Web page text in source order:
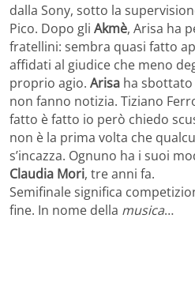
dalla Sony, sotto la
Pico. Dopo gli Akmè, Arisa ha
fratellini: sembra quasi fatto
affidati al giudice che meno
proprio agio. Arisa ha sbottato
non fanno notizia. Tiziano
fatto è fatto io però chiedo
non è la prima volta che
s’incazza. Ognuno ha i suoi
Claudia Mori, tre anni fa.
Semifinale significa
fine. In nome della musica…